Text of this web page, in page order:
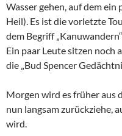
Wasser gehen, auf dem
Heil). Es ist die vorletzte
dem Begriff
Ein paar Leute sitzen noch
die „Bud Spencer
Morgen wird es früher aus
nun langsam zurückziehe,
wird.